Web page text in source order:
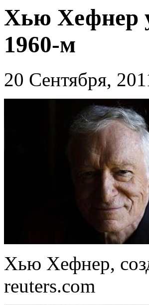
Хью Хефнер
1960-м
20 Сентября,
Хью Хефнер,
reuters.com